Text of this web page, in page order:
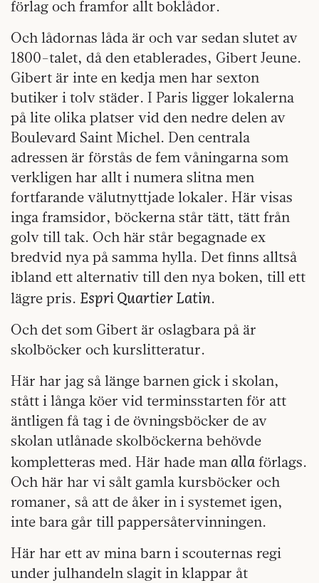
förlag och framfor allt boklådor.
Och lådornas låda är och var sedan slutet av
1800-talet, då den etablerades, Gibert Jeune.
Gibert är inte en kedja men har sexton
butiker i tolv städer. I Paris ligger lokalerna
på lite olika platser vid den nedre delen av
Boulevard Saint Michel. Den centrala
adressen är förstås de fem våningarna som
verkligen har allt i numera slitna men
fortfarande välutnyttjade lokaler. Här visas
inga framsidor, böckerna står tätt, tätt från
golv till tak. Och här står begagnade ex
bredvid nya på samma hylla. Det finns alltså
ibland ett alternativ till den nya boken, till ett
lägre pris. Espri Quartier Latin.
Och det som Gibert är oslagbara på är
skolböcker och kurslitteratur.
Här har jag så länge barnen gick i skolan,
stått i långa köer vid terminsstarten för att
äntligen få tag i de övningsböcker de av
skolan utlånade skolböckerna behövde
kompletteras med. Här hade man alla förlags.
Och här har vi sålt gamla kursböcker och
romaner, så att de åker in i systemet igen,
inte bara går till pappersåtervinningen.
Här har ett av mina barn i scouternas regi
under julhandeln slagit in klappar åt